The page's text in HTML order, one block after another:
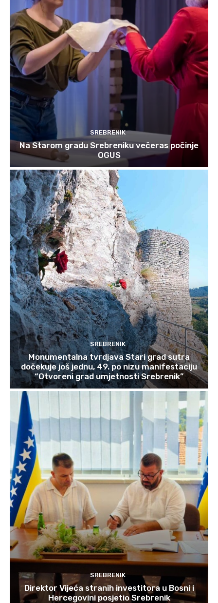
SREBRENIK
Na Starom gradu Srebreniku večeras počinje
OGUS
SREBRENIK
Monumentalna tvrdjava Stari grad sutra
dočekuje još jednu, 49. po nizu manifestaciju
“Otvoreni grad umjetnosti Srebrenik”
SREBRENIK
Direktor Vijeća stranih investitora u Bosni i
Hercegovini posjetio Srebrenik